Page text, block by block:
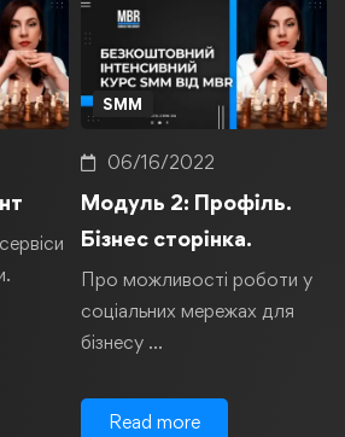
SMM
06/16/2022
Модуль 2: Профіль.
Бізнес сторінка.
Про можливості роботи у
соціальних мережах для
бізнесу …
Read more